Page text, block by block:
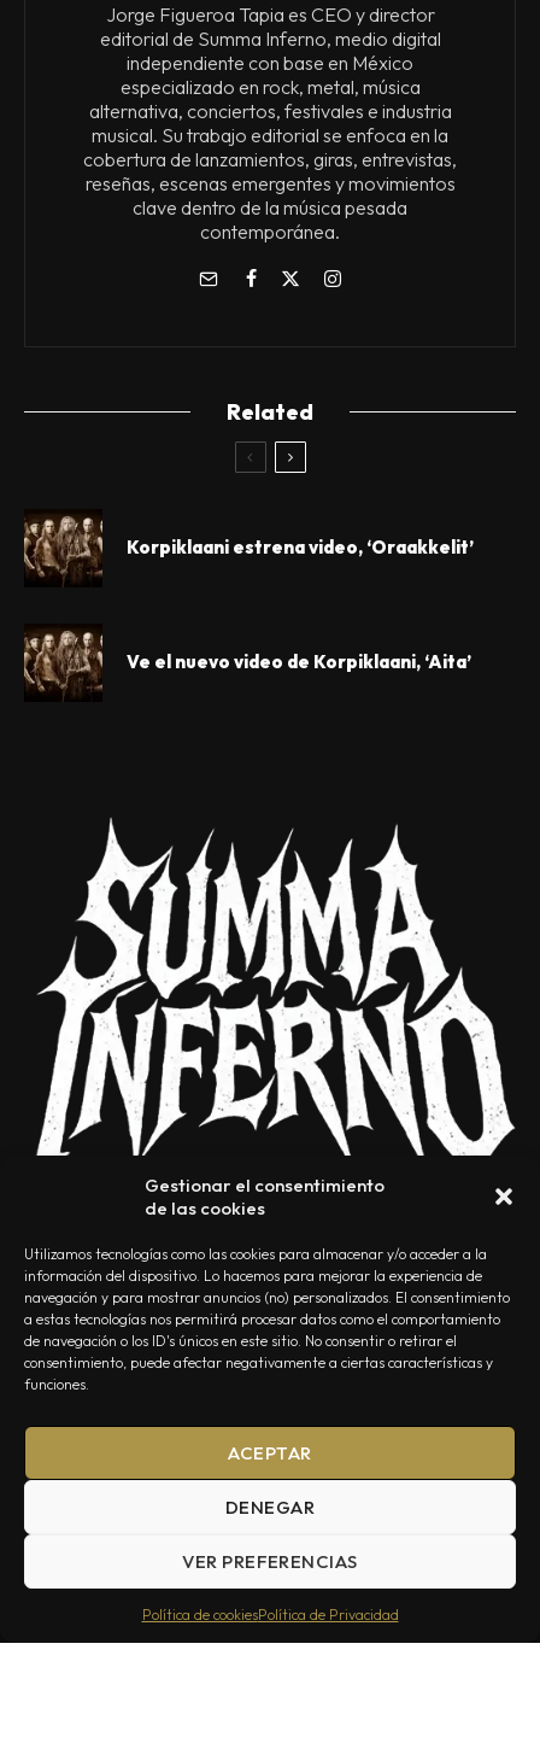
Gestionar el consentimiento
de las cookies
Utilizamos tecnologías como las cookies para almacenar y/o acceder a la
información del dispositivo. Lo hacemos para mejorar la experiencia de
navegación y para mostrar anuncios (no) personalizados. El consentimiento
a estas tecnologías nos permitirá procesar datos como el comportamiento
de navegación o los ID's únicos en este sitio. No consentir o retirar el
consentimiento, puede afectar negativamente a ciertas características y
funciones.
ACEPTAR
DENEGAR
VER PREFERENCIAS
Política de cookiesPolítica de Privacidad
Jorge Figueroa Tapia es CEO y director
editorial de Summa Inferno, medio digital
independiente con base en México
especializado en rock, metal, música
alternativa, conciertos, festivales e industria
musical. Su trabajo editorial se enfoca en la
cobertura de lanzamientos, giras, entrevistas,
reseñas, escenas emergentes y movimientos
clave dentro de la música pesada
contemporánea.
Related
Korpiklaani estrena video, ‘Oraakkelit’
Ve el nuevo video de Korpiklaani, ‘Aita’
NOSOTROS CONTACTO EDITORIAL POLÍTICA DE PRIVACIDAD
Summa Inferno — Todos los Derechos Reservados © 2026